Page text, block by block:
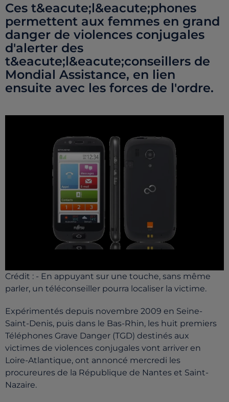
Ces t&eacute;l&eacute;phones
permettent aux femmes en grand
danger de violences conjugales
d'alerter des
t&eacute;l&eacute;conseillers de
Mondial Assistance, en lien
ensuite avec les forces de l'ordre.
Crédit : - En appuyant sur une touche, sans même
parler, un téléconseiller pourra localiser la victime.
Expérimentés depuis novembre 2009 en Seine-
Saint-Denis, puis dans le Bas-Rhin, les huit premiers
Téléphones Grave Danger (TGD) destinés aux
victimes de violences conjugales vont arriver en
Loire-Atlantique, ont annoncé mercredi les
procureures de la République de Nantes et Saint-
Nazaire.